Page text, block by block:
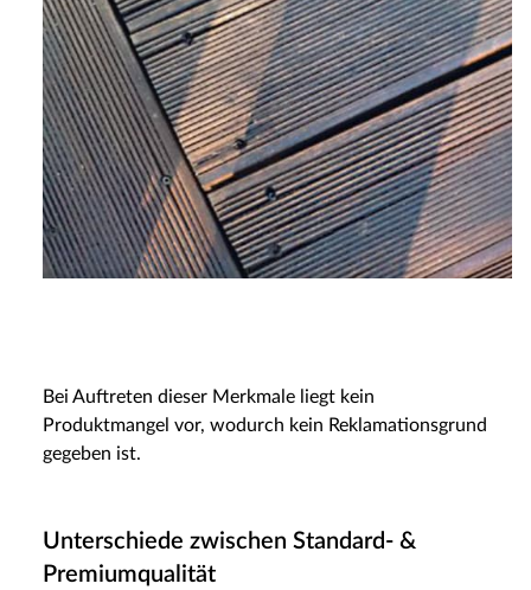
Bei Auftreten dieser Merkmale liegt kein
Produktmangel vor, wodurch kein Reklamationsgrund
gegeben ist.
Unterschiede zwischen Standard- &
Premiumqualität